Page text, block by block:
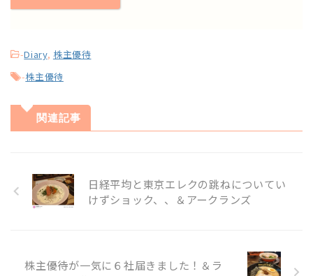
-Diary, 株主優待
-株主優待
関連記事
日経平均と東京エレクの跳ねについてい
けずショック、、＆アークランズ
株主優待が一気に６社届きました！＆ラ